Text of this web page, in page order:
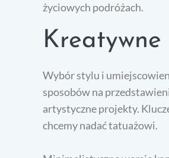
życiowych podróżach.
Wybór stylu i
sposobów na
artystyczne projekty.
chcemy nadać tatuażowi.